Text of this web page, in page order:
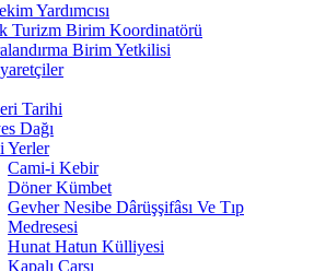
Yardımcısı
Turizm Birim Koordinatörü
Birim Yetkilisi
Tarihi
Dağı
Yerler
Cami-i Kebir
Döner Kümbet
Gevher Nesibe Dârüşşifâsı Ve Tıp
Medresesi
Hunat Hatun Külliyesi
Kapalı Çarşı